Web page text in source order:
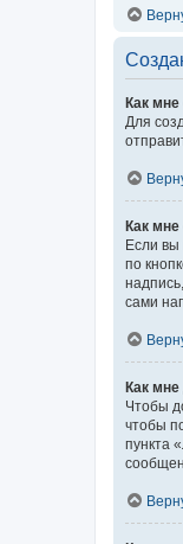
Как
Для
Как мне
Если вы
по
сами
Как
Чтобы
чтобы
пункта